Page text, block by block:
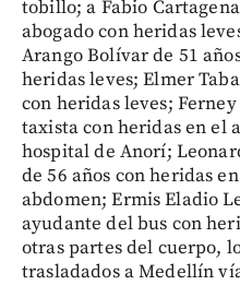
tobillo; a Fabio
abogado con heridas
Arango Bolívar de 51
heridas leves; Elmer
con heridas leves;
taxista con heridas en el
hospital de Anorí;
de 56 años con heridas
abdomen; Ermis Eladio
ayudante del bus con
otras partes del cuerpo,
trasladados a Medellín